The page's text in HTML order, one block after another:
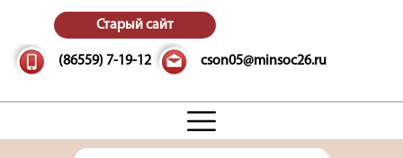
Старый сайт
(86559) 7-19-12 cson05@minsoc26.ru